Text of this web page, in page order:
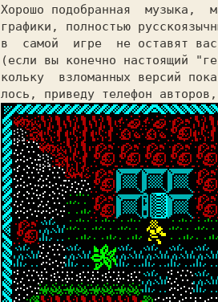
Хорошо подобранная
музыка,
графики, полностью
в
самой игре
не оставят
(если вы конечно настоящий
кольку
взломанных версий